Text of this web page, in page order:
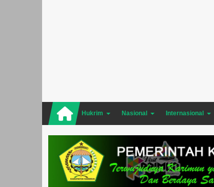
Hukrim Nasional Internasional